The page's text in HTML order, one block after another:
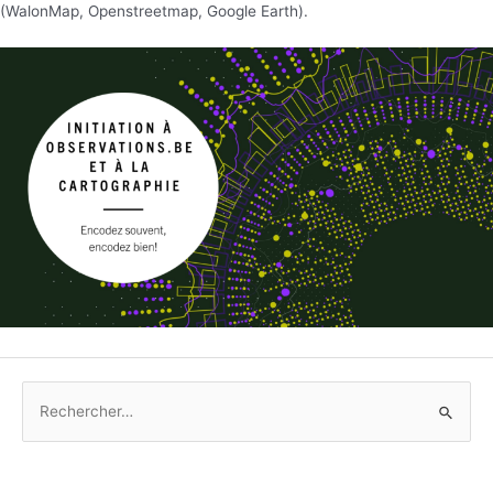
(WalonMap, Openstreetmap, Google Earth).